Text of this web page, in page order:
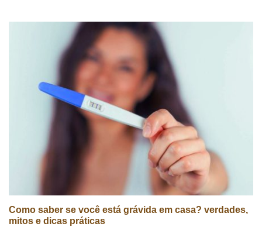
Como saber se você está grávida em casa? verdades,
mitos e dicas práticas